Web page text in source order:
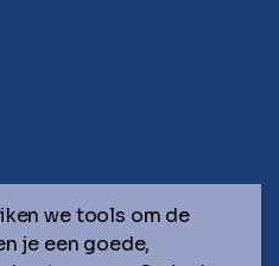
we tools om de
je een goede,